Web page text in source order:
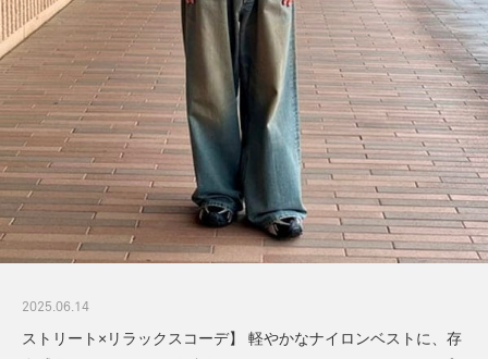
2025.06.14
ストリート×リラックスコーデ】 軽やかなナイロンベストに、存